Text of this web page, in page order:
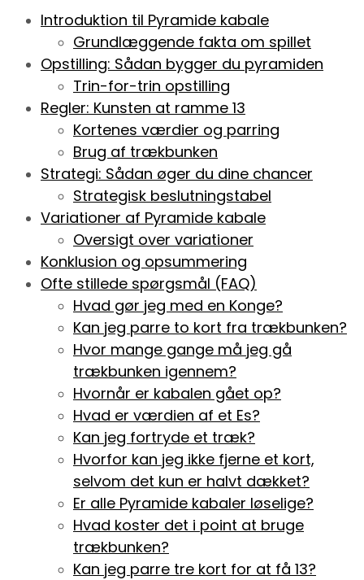
Introduktion til Pyramide kabale
Grundlæggende fakta om spillet
Opstilling: Sådan bygger du pyramiden
Trin-for-trin opstilling
Regler: Kunsten at ramme 13
Kortenes værdier og parring
Brug af trækbunken
Strategi: Sådan øger du dine chancer
Strategisk beslutningstabel
Variationer af Pyramide kabale
Oversigt over variationer
Konklusion og opsummering
Ofte stillede spørgsmål (FAQ)
Hvad gør jeg med en Konge?
Kan jeg parre to kort fra trækbunken?
Hvor mange gange må jeg gå
trækbunken igennem?
Hvornår er kabalen gået op?
Hvad er værdien af et Es?
Kan jeg fortryde et træk?
Hvorfor kan jeg ikke fjerne et kort,
selvom det kun er halvt dækket?
Er alle Pyramide kabaler løselige?
Hvad koster det i point at bruge
trækbunken?
Kan jeg parre tre kort for at få 13?